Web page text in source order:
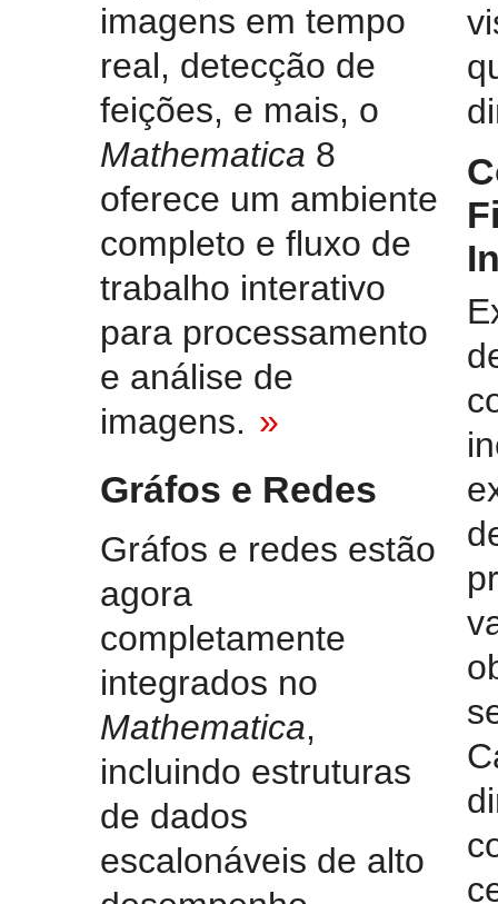
imagens em tempo
real, detecção de
feições, e mais, o
Mathematica 8
oferece um ambiente
completo e fluxo de
trabalho interativo
para processamento
e análise de
imagens. »
Gráfos e Redes
Gráfos e redes estão
agora
completamente
integrados no
Mathematica,
incluindo estruturas
de dados
escalonáveis de alto